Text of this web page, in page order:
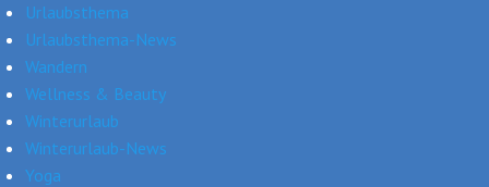
Urlaubsthema
Urlaubsthema-News
Wandern
Wellness & Beauty
Winterurlaub
Winterurlaub-News
Yoga